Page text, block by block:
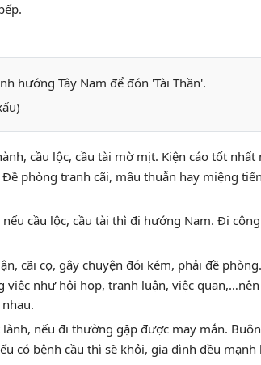
hướng Tây Nam để đón 'Tài Thần'.
cầu lộc, cầu tài mờ mịt. Kiện cáo tốt
phòng tranh cãi, mâu thuẫn hay miệng
cầu lộc, cầu tài thì đi hướng Nam. Đi
cãi cọ, gây chuyện đói kém, phải đề
như hội họp, tranh luận, việc
nếu đi thường gặp được may mắn.
có bệnh cầu thì sẽ khỏi, gia đình đều mạnh